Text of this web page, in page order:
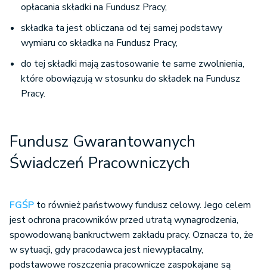
opłacania składki na Fundusz Pracy,
składka ta jest obliczana od tej samej podstawy
wymiaru co składka na Fundusz Pracy,
do tej składki mają zastosowanie te same zwolnienia,
które obowiązują w stosunku do składek na Fundusz
Pracy.
Fundusz Gwarantowanych
Świadczeń Pracowniczych
FGŚP to również państwowy fundusz celowy. Jego celem
jest ochrona pracowników przed utratą wynagrodzenia,
spowodowaną bankructwem zakładu pracy. Oznacza to, że
w sytuacji, gdy pracodawca jest niewypłacalny,
podstawowe roszczenia pracownicze zaspokajane są